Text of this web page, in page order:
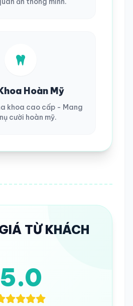
Hoàn Mỹ
khoa cao cấp - Mang
cười hoàn mỹ.
TỪ KHÁCH
5.0